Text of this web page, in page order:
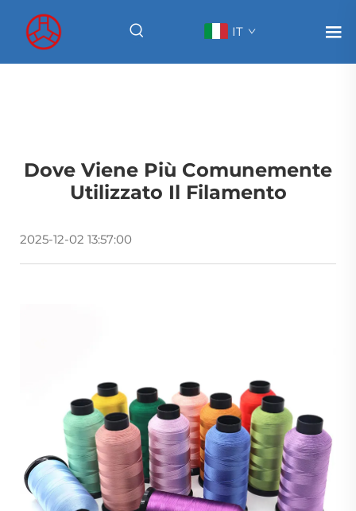
IT
Dove Viene Più Comunemente
Utilizzato Il Filamento
2025-12-02 13:57:00